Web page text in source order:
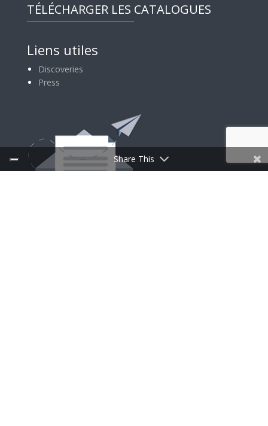
TÉLÉCHARGER LES CATALOGUES
Liens utiles
Discoveries
Press
Share This